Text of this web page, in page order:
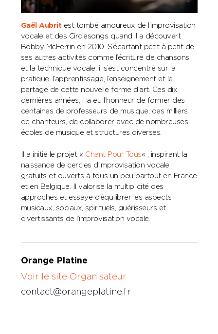
Gaël Aubrit est tombé amoureux de l’improvisation
vocale et des Circlesongs quand il a découvert
Bobby McFerrin en 2010. S’écartant petit à petit de
ses autres activités comme l’écriture de chansons
et la technique vocale, il s’est concentré sur la
pratique, l’apprentissage, l’enseignement et le
partage de cette nouvelle forme d’art. Ces dix
dernières années, il a eu l’honneur de former des
centaines de professeurs de musique, des milliers
de chanteurs, de collaborer avec de nombreuses
écoles de musique et structures diverses.
Il a initié le projet « Chant Pour Tous« , inspirant la
naissance de cercles d’improvisation vocale
gratuits et ouverts à tous un peu partout en France
et en Belgique. Il valorise la multiplicité des
approches et essaye d’équilibrer les aspects
musicaux, sociaux, spirituels, guérisseurs et
divertissants de l’improvisation vocale.
Orange Platine
Voir le site Organisateur
contact@orangeplatine.fr